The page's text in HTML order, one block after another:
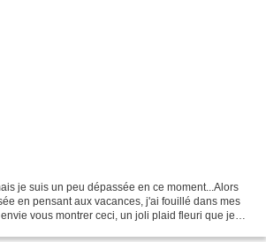
je suis un peu dépassée en ce moment...Alors
en pensant aux vacances, j'ai fouillé dans mes
vous montrer ceci, un joli plaid fleuri que je